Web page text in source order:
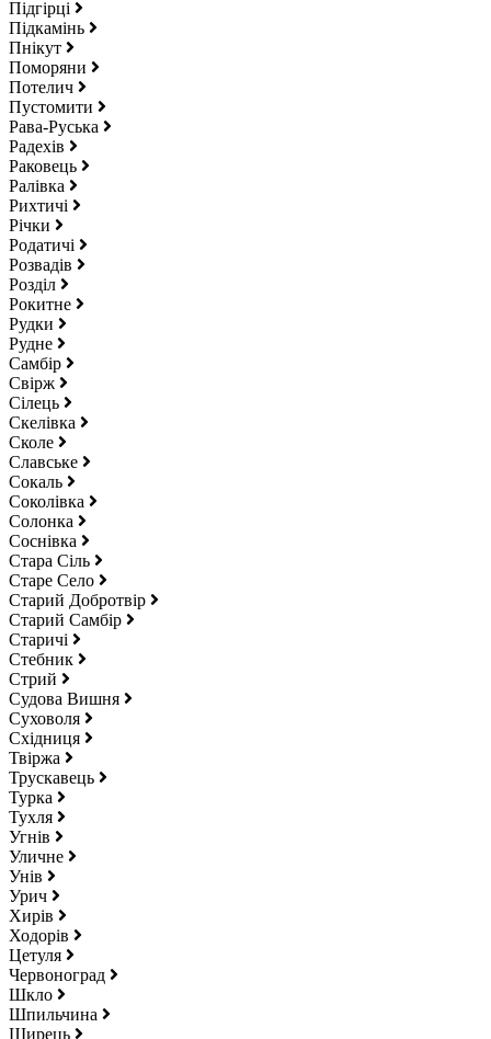
Підгірці
Підкамінь
Пнікут
Поморяни
Потелич
Пустомити
Рава-Руська
Радехів
Раковець
Ралівка
Рихтичі
Річки
Родатичі
Розвадів
Розділ
Рокитне
Рудки
Рудне
Самбір
Свірж
Сілець
Скелівка
Сколе
Славське
Сокаль
Соколівка
Солонка
Соснівка
Стара Сіль
Старе Село
Старий Добротвір
Старий Самбір
Старичі
Стебник
Стрий
Судова Вишня
Суховоля
Східниця
Твіржа
Трускавець
Турка
Тухля
Угнів
Уличне
Унів
Урич
Хирів
Ходорів
Цетуля
Червоноград
Шкло
Шпильчина
Щирець